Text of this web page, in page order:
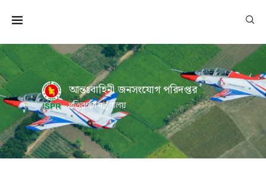
আন্তঃবাহিনী জনসংযোগ পরিদপ্তর
প্রতিরক্ষা মন্ত্রণালয়